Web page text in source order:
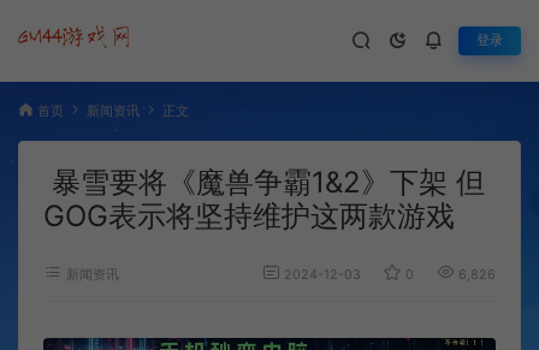
登录
首页 新闻资讯 正文
暴雪要将《魔兽争霸1&2》下架 但
GOG表示将坚持维护这两款游戏
新闻资讯 2024-12-03 0 6,826